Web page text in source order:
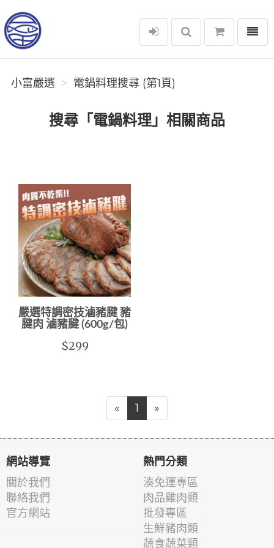
小富嚴選
選單
小富嚴選 電鍋料理搜尋 (第1頁)
搜尋「電鍋料理」相關商品
嚴選特調密技滷豬腱 豬
腱肉 滷豬腱 (600g/包)
$299
« 1 »
網站導覽
關於我們
聯絡我們
官方網站
熱門分類
湊免運專區
肉品雞肉類
批發專區
生鮮豬肉類
蔬食蔬菜類